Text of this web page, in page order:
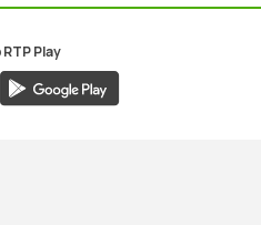
RTP Play